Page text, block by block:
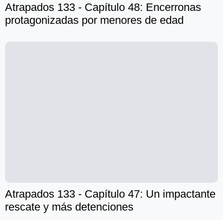
Atrapados 133 - Capítulo 48: Encerronas
protagonizadas por menores de edad
Atrapados 133 - Capítulo 47: Un impactante
rescate y más detenciones